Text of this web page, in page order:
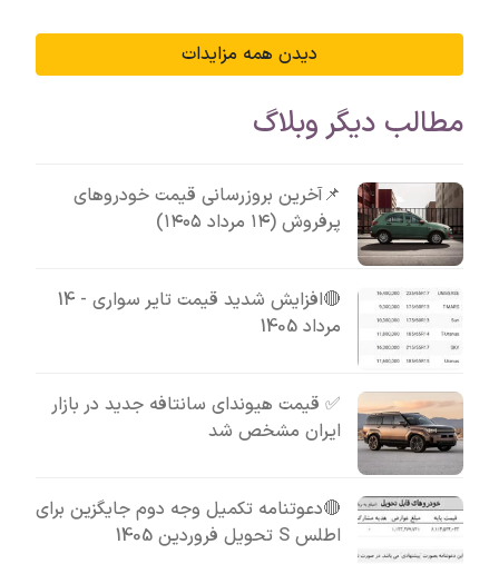
دیدن همه مزایدات
مطالب دیگر وبلاگ
📌آخرین بروزرسانی قیمت خودروهای
پرفروش (۱۴ مرداد ۱۴۰۵)
🔴افزایش شدید قیمت تایر سواری - 14
مرداد 1405
✅ قیمت هیوندای سانتافه جدید در بازار
ایران مشخص شد
🔴دعوتنامه تکمیل وجه دوم جایگزین برای
اطلس S تحویل فروردین 1405